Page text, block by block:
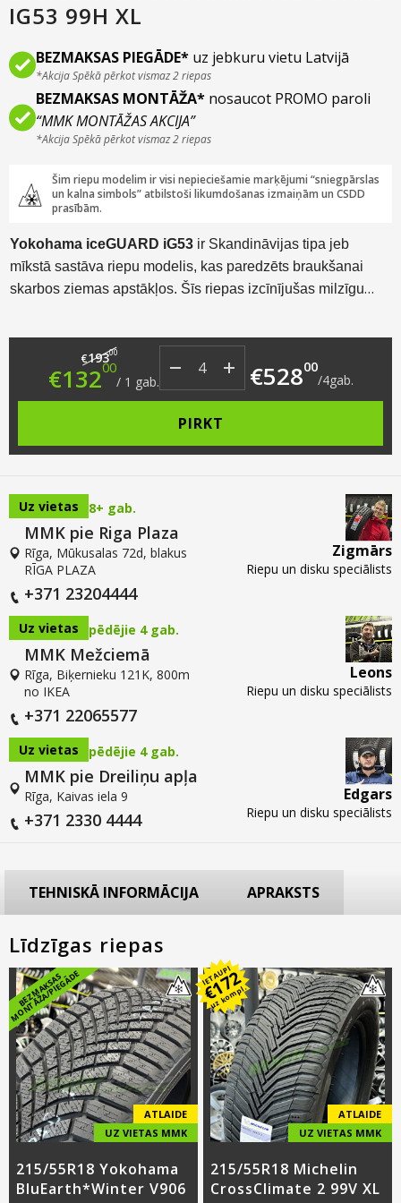
IG53 99H XL
BEZMAKSAS PIEGĀDE* uz jebkuru vietu Latvijā
*Akcija Spēkā pērkot vismaz 2 riepas
BEZMAKSAS MONTĀŽA* nosaucot PROMO paroli
“MMK MONTĀŽAS AKCIJA”
*Akcija Spēkā pērkot vismaz 2 riepas
Šim riepu modelim ir visi nepieciešamie marķējumi “sniegpārslas
un kalna simbols” atbilstoši likumdošanas izmaiņām un CSDD
prasībām.
Yokohama iceGUARD iG53 ir Skandināvijas tipa jeb
mīkstā sastāva riepu modelis, kas paredzēts braukšanai
skarbos ziemas apstākļos. Šīs riepas izcīnījušas milzīgu
cenas un veiktspējas attiecībai.
€19300 Original price was: €193.00.
€13200 Current price is: €132.00.
/ 1 gab. €52800
/4gab.
PIRKT
Uz vietas 8+ gab.
MMK pie Riga Plaza
Rīga, Mūkusalas 72d, blakus
RĪGA PLAZA
+371 23204444
Zigmārs
Riepu un disku speciālists
Uz vietas pēdējie 4 gab.
MMK Mežciemā
Rīga, Biķernieku 121K, 800m
no IKEA
+371 22065577
Leons
Riepu un disku speciālists
Uz vietas pēdējie 4 gab.
MMK pie Dreiliņu apļa
Rīga, Kaivas iela 9
+371 2330 4444
Edgars
Riepu un disku speciālists
TEHNISKĀ INFORMĀCIJA APRAKSTS
Līdzīgas riepas
B
E
Z
M
A
K
S
A
S
M
O
N
T
Ā
Ž
A
/
PI
E
G
Ā
D
E
ATLAIDE
UZ VIETAS MMK
215/55R18 Yokohama
BluEarth*Winter V906
IETAUPI
€172
uz kompl.
ATLAIDE
UZ VIETAS MMK
215/55R18 Michelin
CrossClimate 2 99V XL